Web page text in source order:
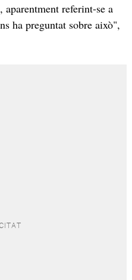
aparentment referint-se a
ha preguntat sobre això",